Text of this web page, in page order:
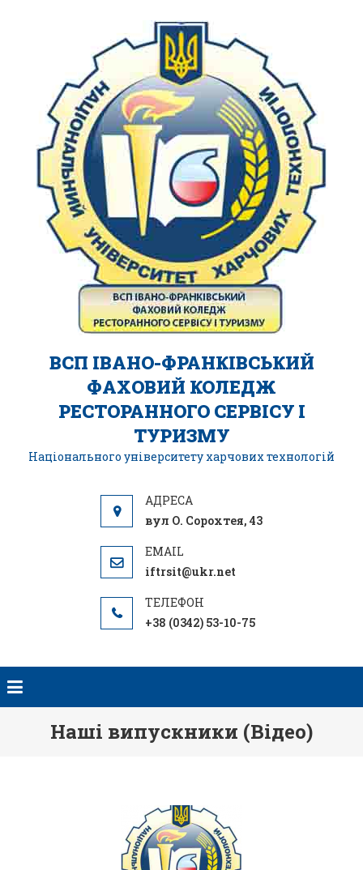
ВСП ІВАНО-ФРАНКІВСЬКИЙ
ФАХОВИЙ КОЛЕДЖ
РЕСТОРАННОГО СЕРВІСУ І
ТУРИЗМУ
Національного університету харчових технологій
вул О. Сорохтея, 43
iftrsit@ukr.net
+38 (0342) 53-10-75
Наші випускники (Відео)